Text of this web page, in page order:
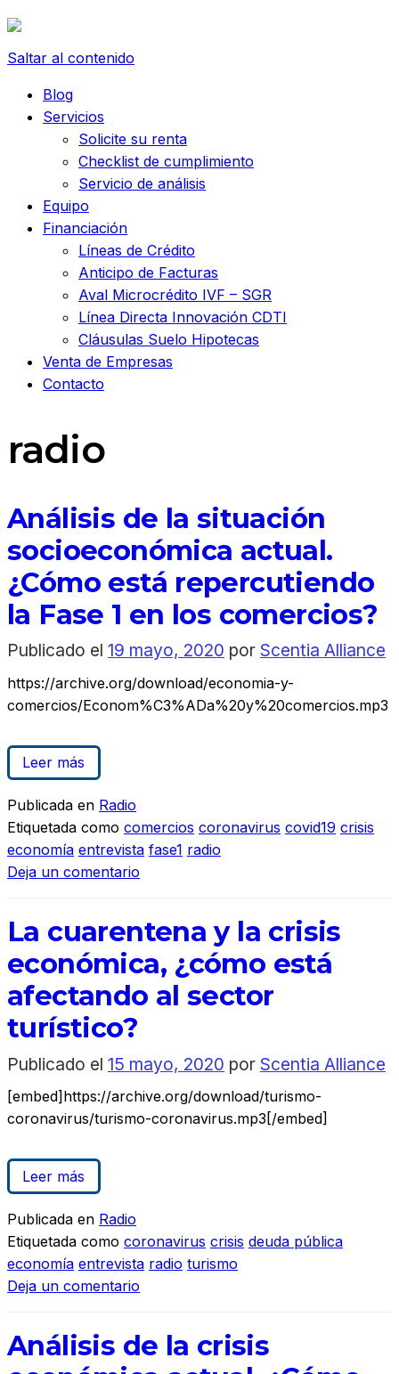
Saltar al contenido
Blog
Servicios
Solicite su renta
Checklist de cumplimiento
Servicio de análisis
Equipo
Financiación
Líneas de Crédito
Anticipo de Facturas
Aval Microcrédito IVF – SGR
Línea Directa Innovación CDTI
Cláusulas Suelo Hipotecas
Venta de Empresas
Contacto
radio
Análisis de la situación
socioeconómica actual.
¿Cómo está repercutiendo
la Fase 1 en los comercios?
Publicado el 19 mayo, 2020 por Scentia Alliance
https://archive.org/download/economia-y-
comercios/Econom%C3%ADa%20y%20comercios.mp3
Leer más
Publicada en Radio
Etiquetada como comercios coronavirus covid19 crisis
economía entrevista fase1 radio
Deja un comentario
La cuarentena y la crisis
económica, ¿cómo está
afectando al sector
turístico?
Publicado el 15 mayo, 2020 por Scentia Alliance
[embed]https://archive.org/download/turismo-
coronavirus/turismo-coronavirus.mp3[/embed]
Leer más
Publicada en Radio
Etiquetada como coronavirus crisis deuda pública
economía entrevista radio turismo
Deja un comentario
Análisis de la crisis